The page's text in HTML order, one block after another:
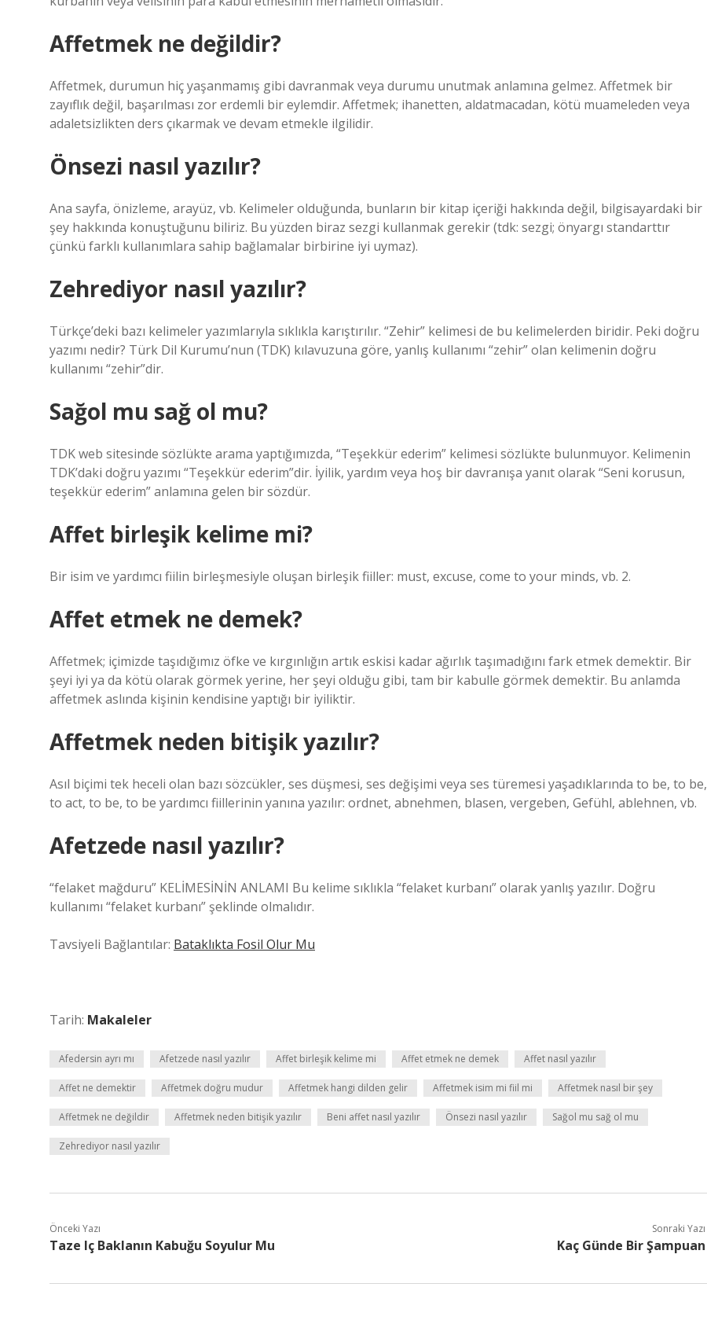
Affetmek ne değildir?
Affetmek, durumun hiç yaşanmamış gibi davranmak veya durumu unutmak anlamına gelmez. Affetmek bir
zayıflık değil, başarılması zor erdemli bir eylemdir. Affetmek; ihanetten, aldatmacadan, kötü muameleden veya
adaletsizlikten ders çıkarmak ve devam etmekle ilgilidir.
Önsezi nasıl yazılır?
Ana sayfa, önizleme, arayüz, vb. Kelimeler olduğunda, bunların bir kitap içeriği hakkında değil, bilgisayardaki bir
şey hakkında konuştuğunu biliriz. Bu yüzden biraz sezgi kullanmak gerekir (tdk: sezgi; önyargı standarttır
çünkü farklı kullanımlara sahip bağlamalar birbirine iyi uymaz).
Zehrediyor nasıl yazılır?
Türkçe’deki bazı kelimeler yazımlarıyla sıklıkla karıştırılır. “Zehir” kelimesi de bu kelimelerden biridir. Peki doğru
yazımı nedir? Türk Dil Kurumu’nun (TDK) kılavuzuna göre, yanlış kullanımı “zehir” olan kelimenin doğru
kullanımı “zehir”dir.
Sağol mu sağ ol mu?
TDK web sitesinde sözlükte arama yaptığımızda, “Teşekkür ederim” kelimesi sözlükte bulunmuyor. Kelimenin
TDK’daki doğru yazımı “Teşekkür ederim”dir. İyilik, yardım veya hoş bir davranışa yanıt olarak “Seni korusun,
teşekkür ederim” anlamına gelen bir sözdür.
Affet birleşik kelime mi?
Bir isim ve yardımcı fiilin birleşmesiyle oluşan birleşik fiiller: must, excuse, come to your minds, vb. 2.
Affet etmek ne demek?
Affetmek; içimizde taşıdığımız öfke ve kırgınlığın artık eskisi kadar ağırlık taşımadığını fark etmek demektir. Bir
şeyi iyi ya da kötü olarak görmek yerine, her şeyi olduğu gibi, tam bir kabulle görmek demektir. Bu anlamda
affetmek aslında kişinin kendisine yaptığı bir iyiliktir.
Affetmek neden bitişik yazılır?
Asıl biçimi tek heceli olan bazı sözcükler, ses düşmesi, ses değişimi veya ses türemesi yaşadıklarında to be, to be,
to act, to be, to be yardımcı fiillerinin yanına yazılır: ordnet, abnehmen, blasen, vergeben, Gefühl, ablehnen, vb.
Afetzede nasıl yazılır?
“felaket mağduru” KELİMESİNİN ANLAMI Bu kelime sıklıkla “felaket kurbanı” olarak yanlış yazılır. Doğru
kullanımı “felaket kurbanı” şeklinde olmalıdır.
Tavsiyeli Bağlantılar: Bataklıkta Fosil Olur Mu
Tarih: Makaleler
Afedersin ayrı mı Afetzede nasıl yazılır Affet birleşik kelime mi Affet etmek ne demek Affet nasıl yazılır
Affet ne demektir Affetmek doğru mudur Affetmek hangi dilden gelir Affetmek isim mi fiil mi Affetmek nasıl bir şey
Affetmek ne değildir Affetmek neden bitişik yazılır Beni affet nasıl yazılır Önsezi nasıl yazılır Sağol mu sağ ol mu
Zehrediyor nasıl yazılır
Önceki Yazı
Taze Iç Baklanın Kabuğu Soyulur Mu
Sonraki Yazı
Kaç Günde Bir Şampuan